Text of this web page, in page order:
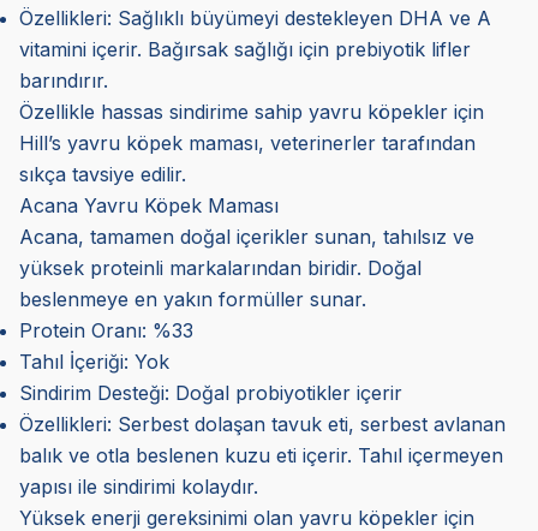
Özellikleri: Sağlıklı büyümeyi destekleyen DHA ve A
vitamini içerir. Bağırsak sağlığı için prebiyotik lifler
barındırır.
Özellikle hassas sindirime sahip yavru köpekler için
Hill’s yavru köpek maması, veterinerler tarafından
sıkça tavsiye edilir.
Acana Yavru Köpek Maması
Acana, tamamen doğal içerikler sunan, tahılsız ve
yüksek proteinli markalarından biridir. Doğal
beslenmeye en yakın formüller sunar.
Protein Oranı: %33
Tahıl İçeriği: Yok
Sindirim Desteği: Doğal probiyotikler içerir
Özellikleri: Serbest dolaşan tavuk eti, serbest avlanan
balık ve otla beslenen kuzu eti içerir. Tahıl içermeyen
yapısı ile sindirimi kolaydır.
Yüksek enerji gereksinimi olan yavru köpekler için